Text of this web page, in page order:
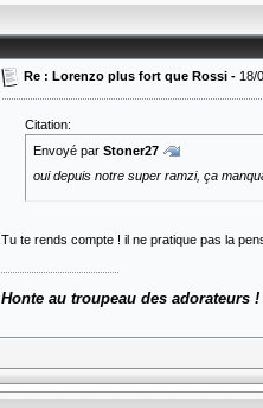
Re : Lorenzo plus fort que Rossi - 18/
Citation:
Envoyé par Stoner27
oui depuis notre super ramzi, ça
Tu te rends compte ! il ne pratique pas la
Honte au troupeau des adorateurs !